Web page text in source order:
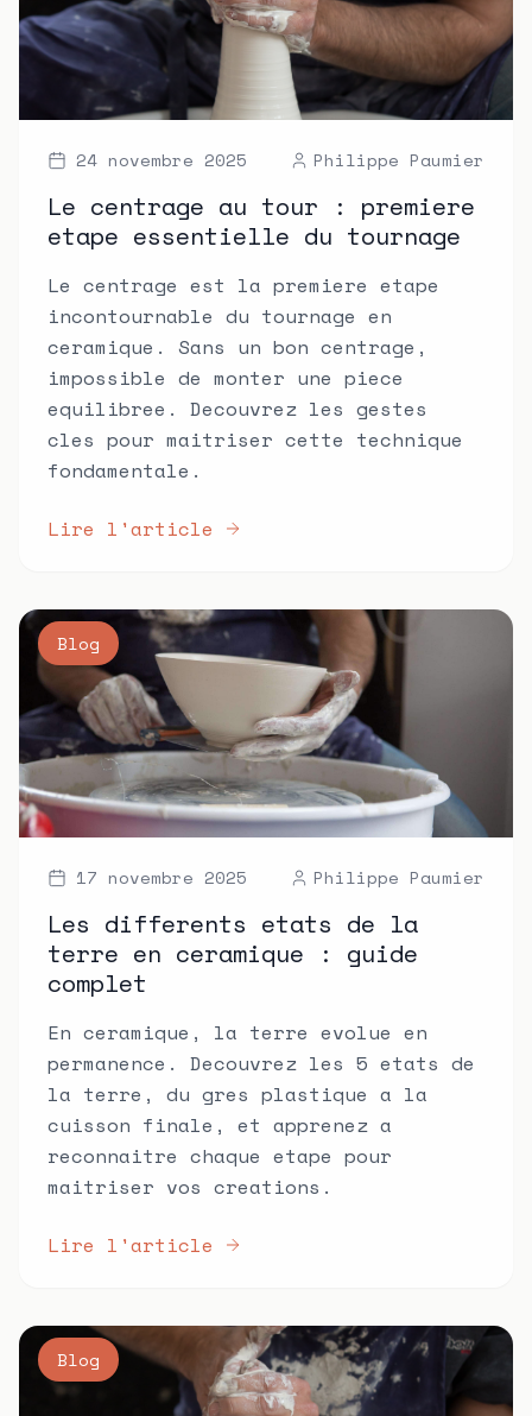
24 novembre 2025 Philippe Paumier
Le centrage au tour : premiere
etape essentielle du tournage
Le centrage est la premiere etape
incontournable du tournage en
ceramique. Sans un bon centrage,
impossible de monter une piece
equilibree. Decouvrez les gestes
cles pour maitriser cette technique
fondamentale.
Lire l'article
Blog
17 novembre 2025 Philippe Paumier
Les differents etats de la
terre en ceramique : guide
complet
En ceramique, la terre evolue en
permanence. Decouvrez les 5 etats de
la terre, du gres plastique a la
cuisson finale, et apprenez a
reconnaitre chaque etape pour
maitriser vos creations.
Lire l'article
Blog